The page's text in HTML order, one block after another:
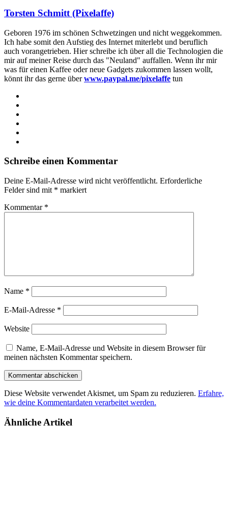
Torsten Schmitt (Pixelaffe)
Geboren 1976 im schönen Schwetzingen und nicht weggekommen.
Ich habe somit den Aufstieg des Internet miterlebt und beruflich
auch vorangetrieben. Hier schreibe ich über all die Technologien die
mir auf meiner Reise durch das "Neuland" auffallen. Wenn ihr mir
was für einen Kaffee oder neue Gadgets zukommen lassen wollt,
könnt ihr das gerne überwww.paypal.me/pixelaffe tun
Schreibe einen Kommentar
Deine E-Mail-Adresse wird nicht veröffentlicht. Erforderliche
Felder sind mit * markiert
Kommentar *
Name *
E-Mail-Adresse *
Website
Name, E-Mail-Adresse und Website in diesem Browser für
meinen nächsten Kommentar speichern.
Diese Website verwendet Akismet, um Spam zu reduzieren. Erfahre,
wie deine Kommentardaten verarbeitet werden.
Ähnliche Artikel